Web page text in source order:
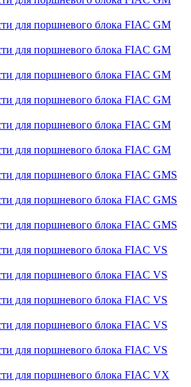
для поршневого блока FIAC GM
для поршневого блока FIAC GM
для поршневого блока FIAC GM
для поршневого блока FIAC GM
для поршневого блока FIAC GM
для поршневого блока FIAC GM
для поршневого блока FIAC GMS
для поршневого блока FIAC GMS
для поршневого блока FIAC GMS
для поршневого блока FIAC VS
для поршневого блока FIAC VS
для поршневого блока FIAC VS
для поршневого блока FIAC VS
для поршневого блока FIAC VS
для поршневого блока FIAC VX